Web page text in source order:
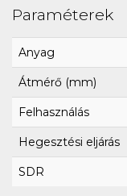
Paraméterek
Anyag
Átmérő (mm)
Felhasználás
Hegesztési eljárás
SDR